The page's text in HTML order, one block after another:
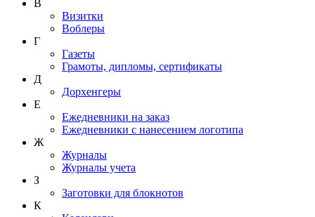
В
Визитки
Воблеры
Г
Газеты
Грамоты, дипломы, сертификаты
Д
Дорхенгеры
Е
Ежедневники на заказ
Ежедневники с нанесением логотипа
Ж
Журналы
Журналы учета
З
Заготовки для блокнотов
К